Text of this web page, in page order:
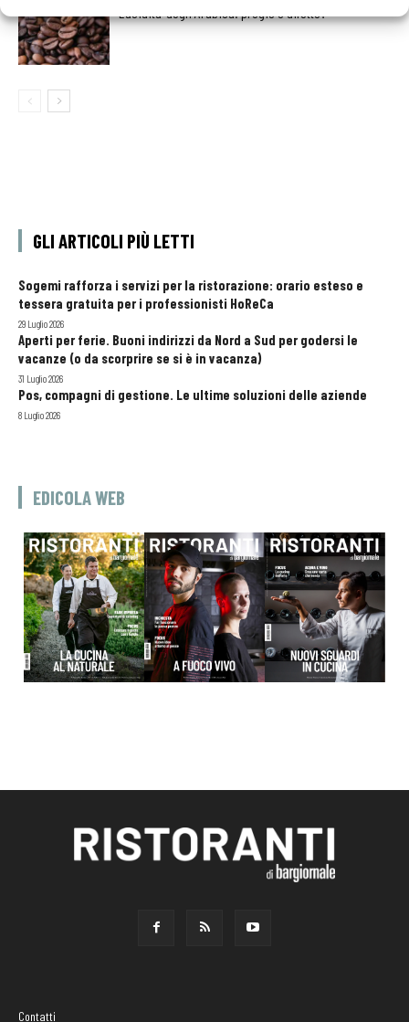
L’acidita’ degli Arabica: pregio o difetto?
GLI ARTICOLI PIÙ LETTI
Sogemi rafforza i servizi per la ristorazione: orario esteso e
tessera gratuita per i professionisti HoReCa
29 Luglio 2026
Aperti per ferie. Buoni indirizzi da Nord a Sud per godersi le
vacanze (o da scorprire se si è in vacanza)
31 Luglio 2026
Pos, compagni di gestione. Le ultime soluzioni delle aziende
8 Luglio 2026
EDICOLA WEB
Contatti